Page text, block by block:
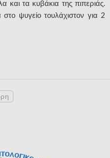
και τα κυβάκια της πιπεριάς.
ψυγείο τουλάχιστον για 2